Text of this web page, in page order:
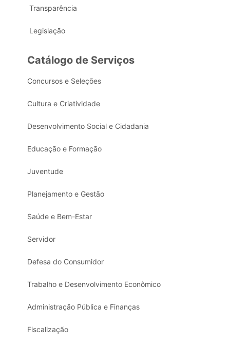
Transparência
Legislação
Catálogo de Serviços
Concursos e Seleções
Cultura e Criatividade
Desenvolvimento Social e Cidadania
Educação e Formação
Juventude
Planejamento e Gestão
Saúde e Bem-Estar
Servidor
Defesa do Consumidor
Trabalho e Desenvolvimento Econômico
Administração Pública e Finanças
Fiscalização